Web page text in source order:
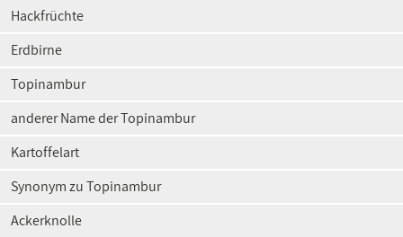
Hackfrüchte
Erdbirne
Topinambur
anderer Name der Topinambur
Kartoffelart
Synonym zu Topinambur
Ackerknolle